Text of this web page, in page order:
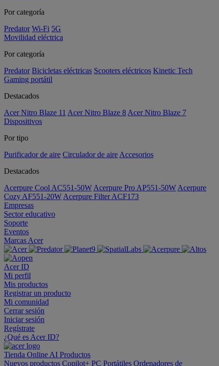
Por categoría
Predator Wi-Fi 5G
Movilidad eléctrica
Por categoría
Predator Bicicletas eléctricas Scooters eléctricos Kinetic Tech
Gaming portátil
Destacados
Acer Nitro Blaze 11 Acer Nitro Blaze 8 Acer Nitro Blaze 7
Dispositivos
Por tipo
Purificador de aire Circulador de aire Accesorios
Destacados
Acerpure Cool AC551-50W Acerpure Pro AP551-50W Acerpure
Cozy AF551-20W Acerpure Filter ACF173
Empresas
Sector educativo
Soporte
Eventos
Marcas Acer
Acer ID
Mi perfil
Mis productos
Registrar un producto
Mi comunidad
Cerrar sesión
Iniciar sesión
Regístrate
¿Qué es Acer ID?
Tienda Online AI Productos
Nuevos productos Copilot+ PC Portátiles Ordenadores de